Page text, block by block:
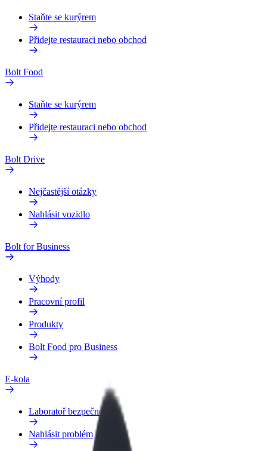
Staňte se kurýrem
Přidejte restauraci nebo obchod
Bolt Food
Staňte se kurýrem
Přidejte restauraci nebo obchod
Bolt Drive
Nejčastější otázky
Nahlásit vozidlo
Bolt for Business
Výhody
Pracovní profil
Produkty
Bolt Food pro Business
E-kola
Laboratoř bezpečnosti
Nahlásit problém